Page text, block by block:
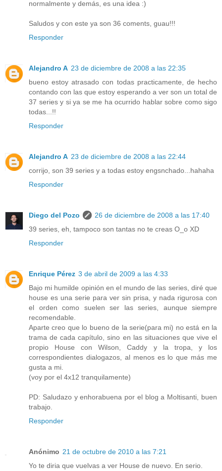
normalmente y demás, es una idea :)
Saludos y con este ya son 36 coments, guau!!!
Responder
Alejandro A 23 de diciembre de 2008 a las 22:35
bueno estoy atrasado con todas practicamente, de hecho
contando con las que estoy esperando a ver son un total de
37 series y si ya se me ha ocurrido hablar sobre como sigo
todas...!!
Responder
Alejandro A 23 de diciembre de 2008 a las 22:44
corrijo, son 39 series y a todas estoy engsnchado...hahaha
Responder
Diego del Pozo
26 de diciembre de 2008 a las 17:40
39 series, eh, tampoco son tantas no te creas O_o XD
Responder
Enrique Pérez 3 de abril de 2009 a las 4:33
Bajo mi humilde opinión en el mundo de las series, diré que
house es una serie para ver sin prisa, y nada rigurosa con
el orden como suelen ser las series, aunque siempre
recomendable.
Aparte creo que lo bueno de la serie(para mi) no está en la
trama de cada capítulo, sino en las situaciones que vive el
propio House con Wilson, Caddy y la tropa, y los
correspondientes dialogazos, al menos es lo que más me
gusta a mi.
(voy por el 4x12 tranquilamente)
PD: Saludazo y enhorabuena por el blog a Moltisanti, buen
trabajo.
Responder
Anónimo 21 de octubre de 2010 a las 7:21
Yo te diria que vuelvas a ver House de nuevo. En serio.